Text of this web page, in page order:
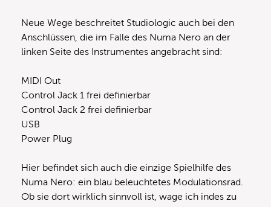
Neue Wege beschreitet Studiologic auch bei den
Anschlüssen, die im Falle des Numa Nero an der
linken Seite des Instrumentes angebracht sind:
MIDI Out
Control Jack 1 frei definierbar
Control Jack 2 frei definierbar
USB
Power Plug
Hier befindet sich auch die einzige Spielhilfe des
Numa Nero: ein blau beleuchtetes Modulationsrad.
Ob sie dort wirklich sinnvoll ist, wage ich indes zu